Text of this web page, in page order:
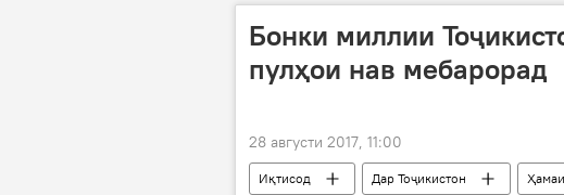
Бонки миллии
пулҳои нав мебарорад
28 августи 2017, 11:00
Иқтисод Дар Тоҷикистон